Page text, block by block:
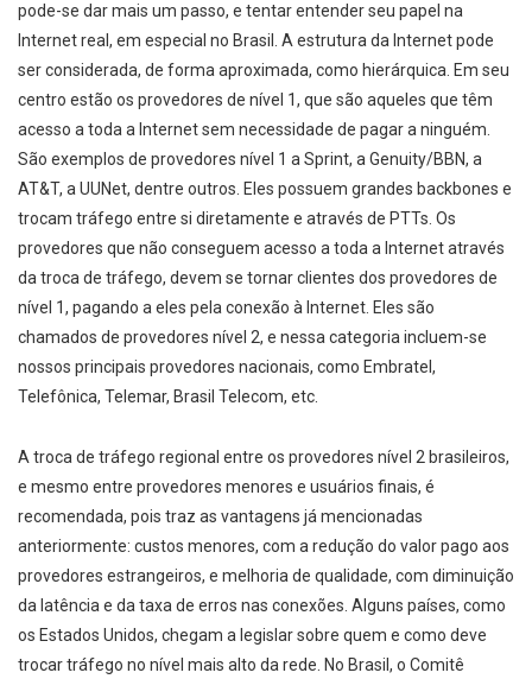
pode-se dar mais um passo, e tentar entender seu papel na
Internet real, em especial no Brasil. A estrutura da Internet pode
ser considerada, de forma aproximada, como hierárquica. Em seu
centro estão os provedores de nível 1, que são aqueles que têm
acesso a toda a Internet sem necessidade de pagar a ninguém.
São exemplos de provedores nível 1 a Sprint, a Genuity/BBN, a
AT&T, a UUNet, dentre outros. Eles possuem grandes backbones e
trocam tráfego entre si diretamente e através de PTTs. Os
provedores que não conseguem acesso a toda a Internet através
da troca de tráfego, devem se tornar clientes dos provedores de
nível 1, pagando a eles pela conexão à Internet. Eles são
chamados de provedores nível 2, e nessa categoria incluem-se
nossos principais provedores nacionais, como Embratel,
Telefônica, Telemar, Brasil Telecom, etc.
A troca de tráfego regional entre os provedores nível 2 brasileiros,
e mesmo entre provedores menores e usuários finais, é
recomendada, pois traz as vantagens já mencionadas
anteriormente: custos menores, com a redução do valor pago aos
provedores estrangeiros, e melhoria de qualidade, com diminuição
da latência e da taxa de erros nas conexões. Alguns países, como
os Estados Unidos, chegam a legislar sobre quem e como deve
trocar tráfego no nível mais alto da rede. No Brasil, o Comitê